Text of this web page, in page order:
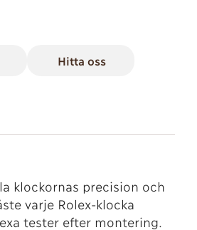
Hitta oss
klockornas precision och
varje Rolex-klocka
tester efter montering.